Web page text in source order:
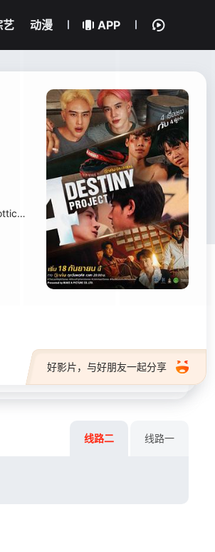
艺 动漫 APP
好影片，与好朋友一起分享
线路二 线路一